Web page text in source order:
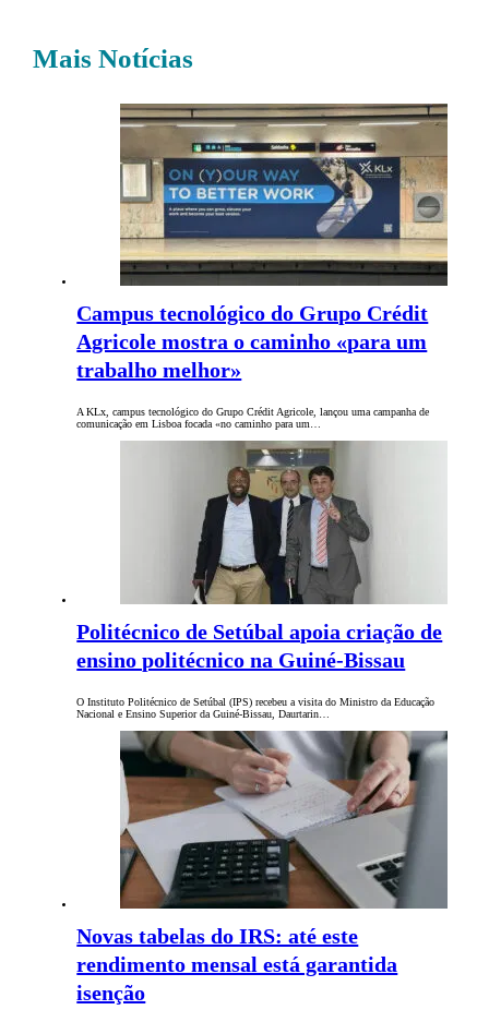
Mais Notícias
Campus tecnológico do Grupo Crédit
Agricole mostra o caminho «para um
trabalho melhor»
A KLx, campus tecnológico do Grupo Crédit Agricole, lançou uma campanha de
comunicação em Lisboa focada «no caminho para um…
Politécnico de Setúbal apoia criação de
ensino politécnico na Guiné-Bissau
O Instituto Politécnico de Setúbal (IPS) recebeu a visita do Ministro da Educação
Nacional e Ensino Superior da Guiné-Bissau, Daurtarin…
Novas tabelas do IRS: até este
rendimento mensal está garantida
isenção